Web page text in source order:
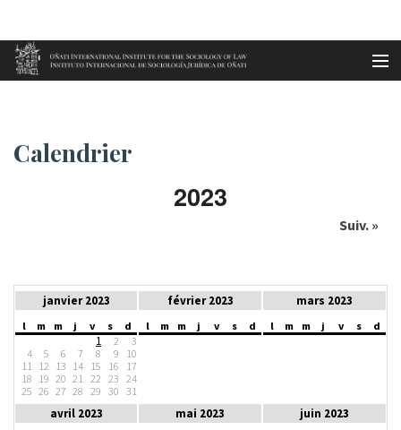
Aller au contenu principal
Accueil Calendrier
Calendrier
2023
Suiv. »
janvier 2023
l m m j v s d
1 2
3
4
5 6 7 8 9
10
11
12 13 14 15 16
17
18
19 20 21 22 23 24
25 26 27 28 29 30 31
février 2023
l m m j v s d
mars 2023
l m m j v s d
avril 2023 mai 2023 juin 2023